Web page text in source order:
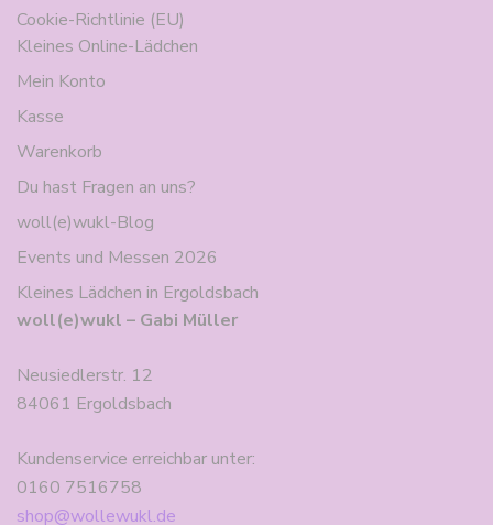
Cookie-Richtlinie (EU)
Kleines Online-Lädchen
Mein Konto
Kasse
Warenkorb
Du hast Fragen an uns?
woll(e)wukl-Blog
Events und Messen 2026
Kleines Lädchen in Ergoldsbach
woll(e)wukl – Gabi Müller
Neusiedlerstr. 12
84061 Ergoldsbach
Kundenservice erreichbar unter:
0160 7516758
shop@wollewukl.de